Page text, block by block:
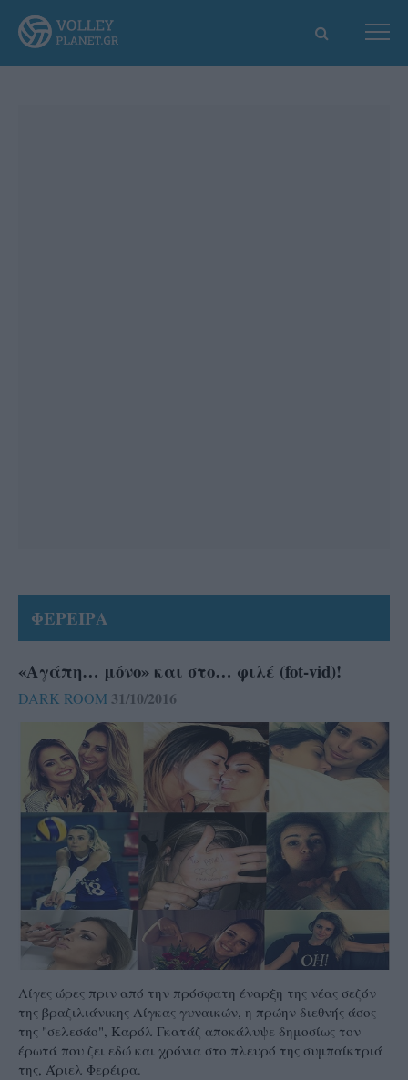
ΦΕΡΕΙΡΑ
«Αγάπη… μόνο» και στο… φιλέ (fot-vid)!
DARK ROOM 31/10/2016
Λίγες ώρες πριν από την πρόσφατη έναρξη της νέας σεζόν
της βραζιλιάνικης Λίγκας γυναικών, η πρώην διεθνής άσος
της "σελεσάο", Καρόλ Γκατάζ αποκάλυψε δημοσίως τον
έρωτά που ζει εδώ και χρόνια στο πλευρό της συμπαίκτριά
της, Άριελ Φερέιρα.